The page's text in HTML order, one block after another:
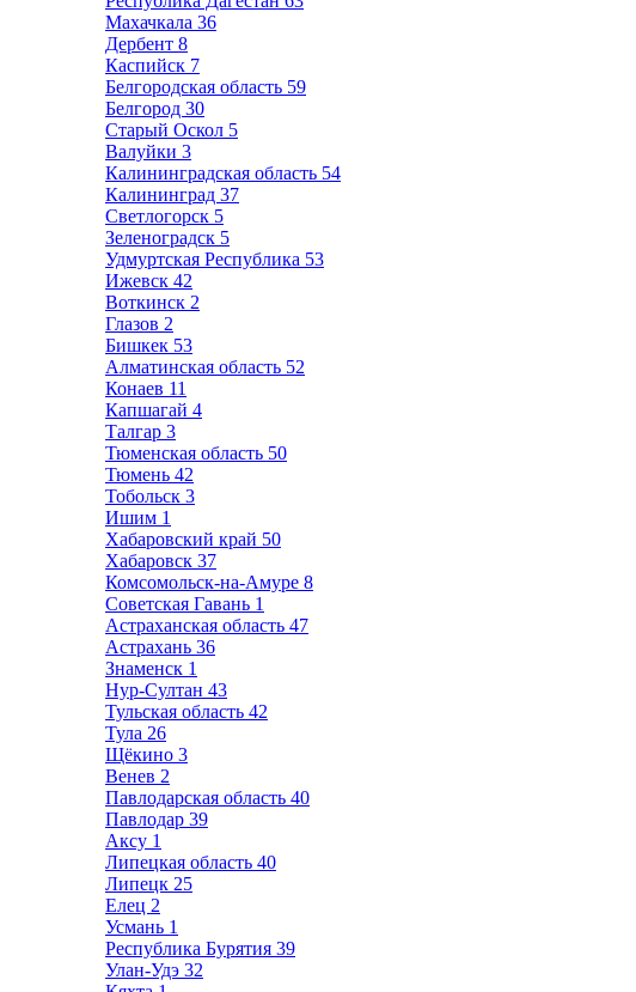
Махачкала 36
Дербент 8
Каспийск 7
Белгородская область 59
Белгород 30
Старый Оскол 5
Валуйки 3
Калининградская область 54
Калининград 37
Светлогорск 5
Зеленоградск 5
Удмуртская Республика 53
Ижевск 42
Воткинск 2
Глазов 2
Бишкек 53
Алматинская область 52
Конаев 11
Капшагай 4
Талгар 3
Тюменская область 50
Тюмень 42
Тобольск 3
Ишим 1
Хабаровский край 50
Хабаровск 37
Комсомольск-на-Амуре 8
Советская Гавань 1
Астраханская область 47
Астрахань 36
Знаменск 1
Нур-Султан 43
Тульская область 42
Тула 26
Щёкино 3
Венев 2
Павлодарская область 40
Павлодар 39
Аксу 1
Липецкая область 40
Липецк 25
Елец 2
Усмань 1
Республика Бурятия 39
Улан-Удэ 32